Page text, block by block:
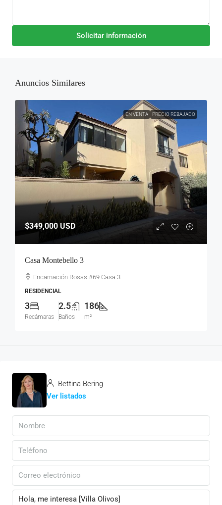
Solicitar información
Anuncios Similares
EN VENTA PRECIO REBAJADO
$349,000 USD
Casa Montebello 3
Encarnación Rosas #69 Casa 3
RESIDENCIAL
3
Recámaras
2.5
Baños
186
m²
Bettina Bering
Ver listados